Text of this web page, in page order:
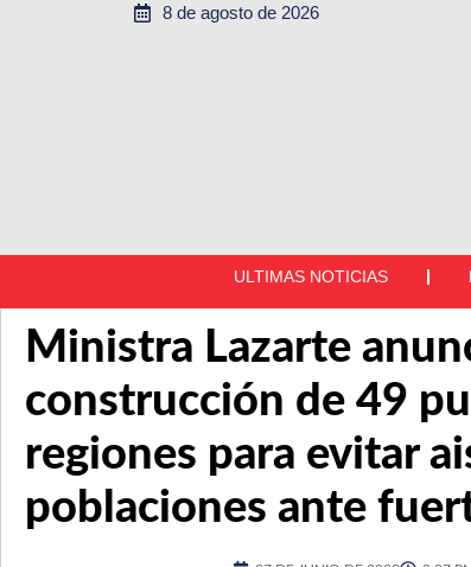
8 de agosto de 2026
ULTIMAS NOTICIAS
Ministra Lazarte
construcción de 49
regiones para evitar
poblaciones ante